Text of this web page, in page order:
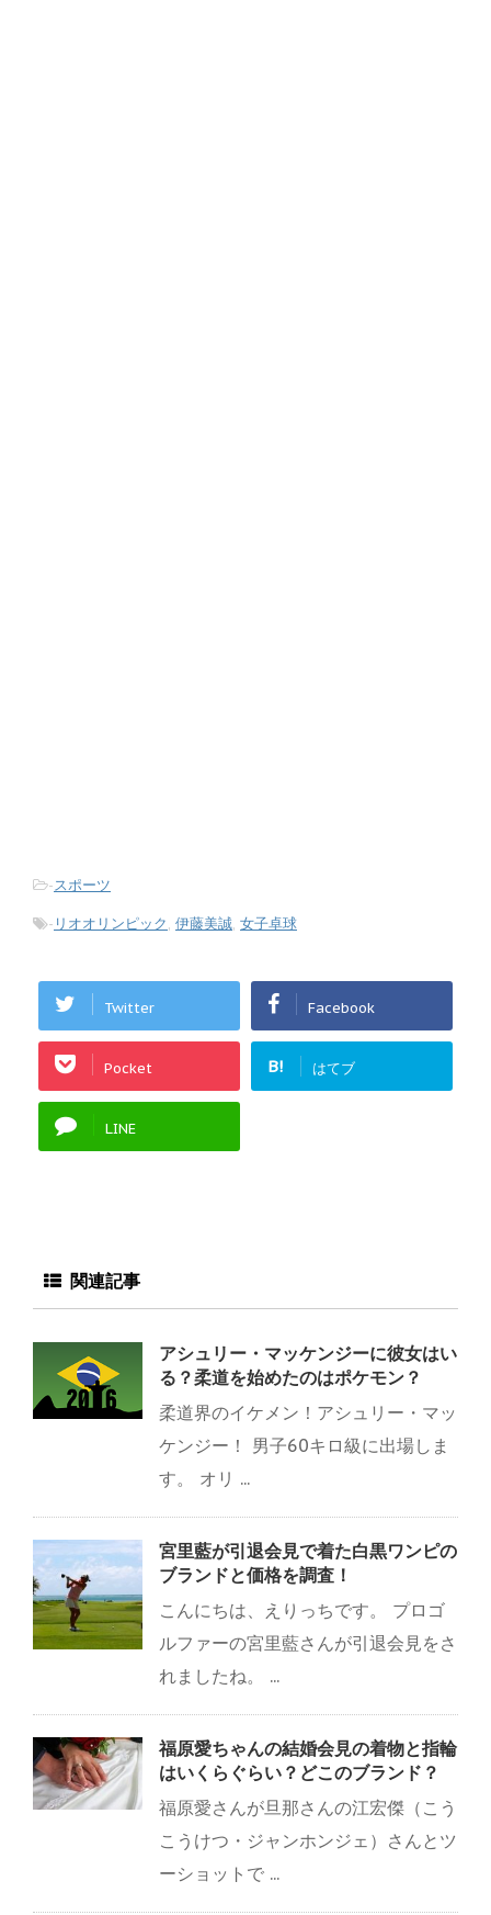
-スポーツ
- リオオリンピック, 伊藤美誠, 女子卓球
Twitter Facebook
Pocket B! はてブ
LINE
関連記事
アシュリー・マッケンジーに彼女はい
る？柔道を始めたのはポケモン？
柔道界のイケメン！アシュリー・マッ
ケンジー！ 男子60キロ級に出場しま
す。 オリ ...
宮里藍が引退会見で着た白黒ワンピの
ブランドと価格を調査！
こんにちは、えりっちです。 プロゴ
ルファーの宮里藍さんが引退会見をさ
れましたね。 ...
福原愛ちゃんの結婚会見の着物と指輪
はいくらぐらい？どこのブランド？
福原愛さんが旦那さんの江宏傑（こう
こうけつ・ジャンホンジェ）さんとツ
ーショットで ...